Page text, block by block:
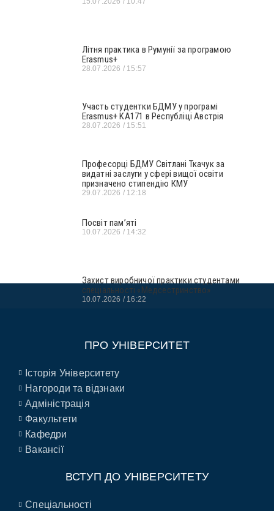
Літня практика в Румунії за програмою
Erasmus+
28.07.2026 15:57
Участь студентки БДМУ у програмі
Erasmus+ KA171 в Республіці Австрія
28.07.2026 15:51
Професорці БДМУ Світлані Ткачук за
видатні заслуги у сфері вищої освіти
призначено стипендію КМУ
29.07.2026 12:18
Посвіт пам’яті
10.07.2026 14:32
Захист виробничої практики студентами
спеціальності «Медсестринство»
10.07.2026 16:22
ПРО УНІВЕРСИТЕТ
Історія Університету
Нагороди та відзнаки
Адміністрація
Факультети
Кафедри
Вакансії
ВСТУП ДО УНІВЕРСИТЕТУ
Спеціальності